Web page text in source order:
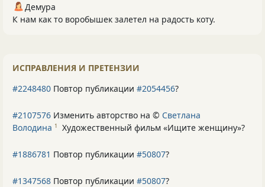
Демура
К нам как то воробышек залетел на радость коту.
ИСПРАВЛЕНИЯ И ПРЕТЕНЗИИ
#2248480 Повтор публикации #2054456?
#2107576 Изменить авторство на © Светлана
Володина 1 Художественный фильм «Ищите женщину»?
#1886781 Повтор публикации #50807?
#1347568 Повтор публикации #50807?